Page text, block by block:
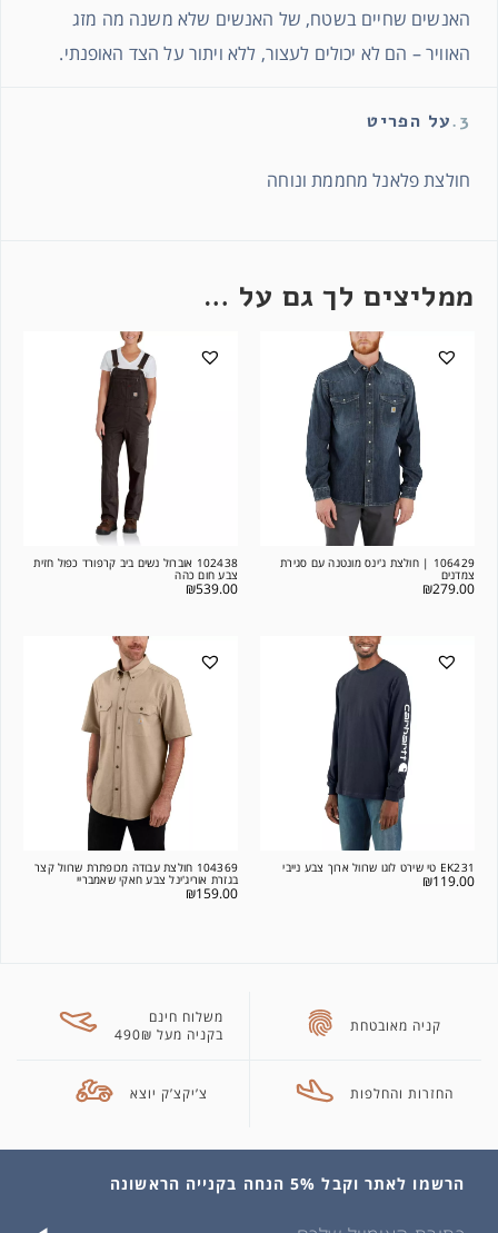
האנשים שחיים בשטח, של האנשים שלא משנה מה מזג
האוויר – הם לא יכולים לעצור, ללא ויתור על הצד האופנתי.
3. על הפריט
חולצת פלאנל מחממת ונוחה
ממליצים לך גם על …
106429 | חולצת ג'ינס מונטנה עם סגירת
צמדנים
₪279.00
102438 אוברול נשים ביב קרפורד כפול חזית
צבע חום כהה
₪539.00
EK231 טי שירט לוגו שרוול ארוך צבע נייבי
₪119.00
104369 חולצת עבודה מכופתרת שרוול קצר
בגזרת אוריג'ינל צבע חאקי שאמבריי
₪159.00
קניה מאובטחת
משלוח חינם
בקניה מעל 490₪
החזרות והחלפות צ’יקצ’ק יוצא
הרשמו לאתר וקבל 5% הנחה בקנייה הראשונה